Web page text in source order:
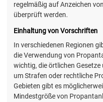
regelmäßig auf Anzeichen
überprüft werden.
Einhaltung von Vorschriften
In verschiedenen Regionen
die Verwendung von
wichtig, die örtlichen
um Strafen oder rechtliche
Gebieten gibt es
Mindestgröße von